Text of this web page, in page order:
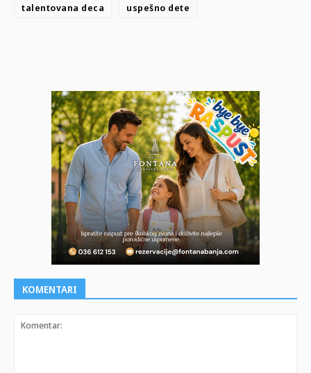
talentovana deca uspešno dete
KOMENTARI